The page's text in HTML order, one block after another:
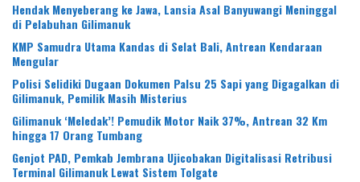
Hendak Menyeberang ke Jawa, Lansia Asal Banyuwangi Meninggal
di Pelabuhan Gilimanuk
KMP Samudra Utama Kandas di Selat Bali, Antrean Kendaraan
Mengular
Polisi Selidiki Dugaan Dokumen Palsu 25 Sapi yang Digagalkan di
Gilimanuk, Pemilik Masih Misterius
Gilimanuk ‘Meledak’! Pemudik Motor Naik 37%, Antrean 32 Km
hingga 17 Orang Tumbang
Genjot PAD, Pemkab Jembrana Ujicobakan Digitalisasi Retribusi
Terminal Gilimanuk Lewat Sistem Tolgate